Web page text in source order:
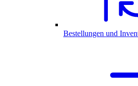
Bestellungen und